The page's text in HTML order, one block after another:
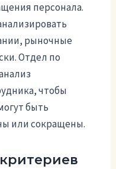
персонала.
рыночные
Отдел по
чтобы
быть
или сокращены.